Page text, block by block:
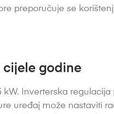
preporučuje se
cijele godine
Inverterska
uređaj može nastaviti